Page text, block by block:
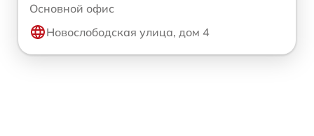
Основной офис
Новослободская улица, дом 4